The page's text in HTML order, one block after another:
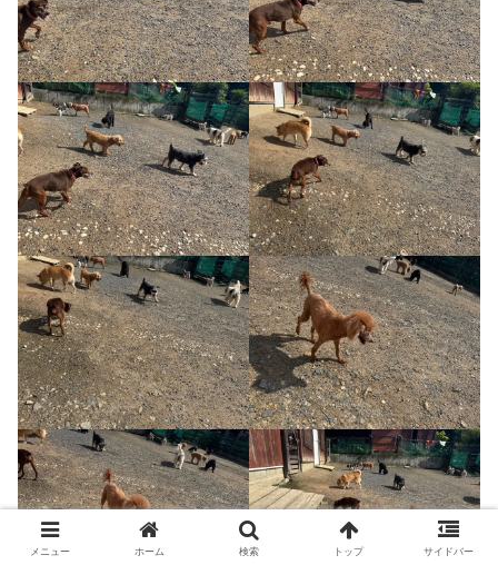
メニュー ホーム 検索 トップ サイドバー